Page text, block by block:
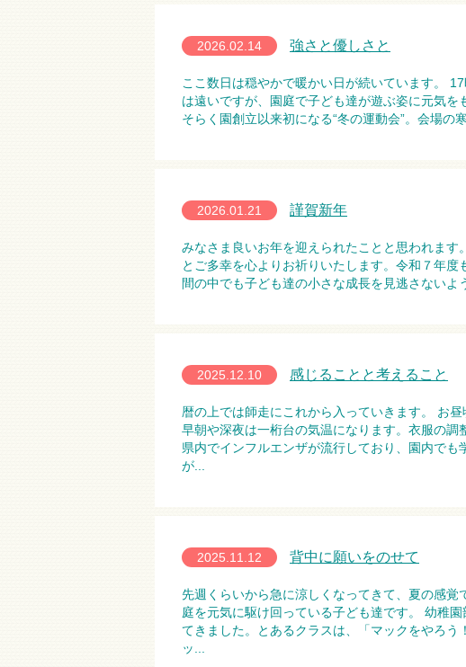
2026.02.14 強さと優しさと
ここ数日は穏やかで暖かい日が続いています。
は遠いですが、園庭で子ども達が遊ぶ姿に元気
そらく園創立以来初になる“冬の運動会”。会場の
2026.01.21 謹賀新年
みなさま良いお年を迎えられたことと思われま
とご多幸を心よりお祈りいたします。令和７年
間の中でも子ども達の小さな成長を見逃さないよ
2025.12.10 感じることと考えること
暦の上では師走にこれから入っていきます。 お
早朝や深夜は一桁台の気温になります。衣服の
県内でインフルエンザが流行しており、園内で
が...
2025.11.12 背中に願いをのせて
先週くらいから急に涼しくなってきて、夏の感
庭を元気に駆け回っている子ども達です。 幼稚
てきました。とあるクラスは、「マックをやろ
ッ...